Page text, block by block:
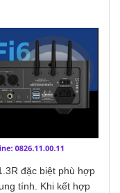
đặc biệt phù hợp
tính. Khi kết hợp